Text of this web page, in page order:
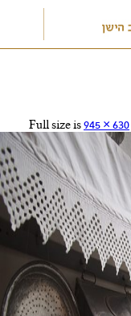
945 × 630